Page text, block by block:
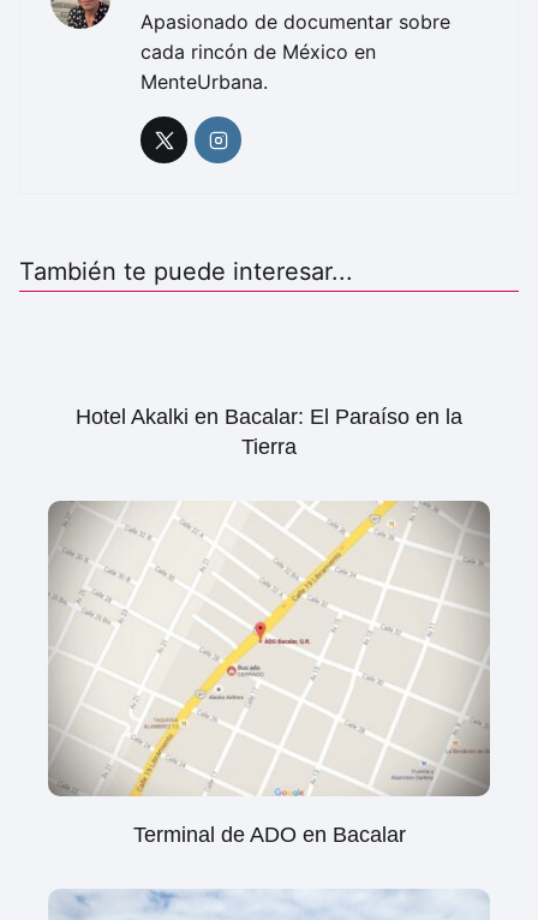
Apasionado de documentar sobre
cada rincón de México en
MenteUrbana.
También te puede interesar...
Hotel Akalki en Bacalar: El Paraíso en la
Tierra
Terminal de ADO en Bacalar